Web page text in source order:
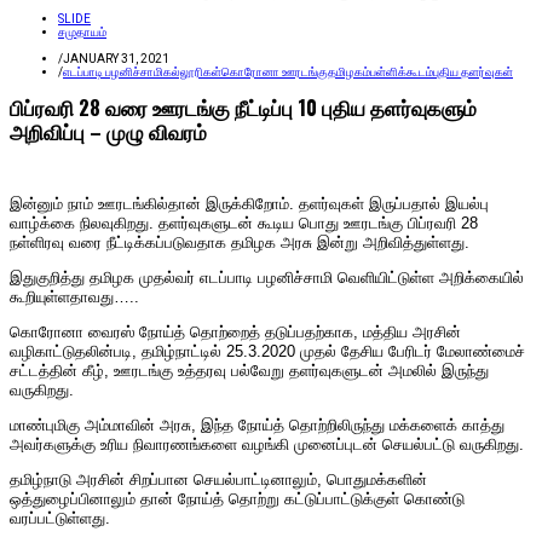
SLIDE
சமுதாயம்
/JANUARY 31, 2021
/எடப்பாடி பழனிச்சாமிகல்லூரிகள்கொரோனா ஊரடங்குதமிழகம்பள்ளிக்கூடம்புதிய தளர்வுகள்
பிப்ரவரி 28 வரை ஊரடங்கு நீட்டிப்பு 10 புதிய தளர்வுகளும்
அறிவிப்பு – முழு விவரம்
இன்னும் நாம் ஊரடங்கில்தான் இருக்கிறோம். தளர்வுகள் இருப்பதால் இயல்பு
வாழ்க்கை நிலவுகிறது. தளர்வுகளுடன் கூடிய பொது ஊரடங்கு பிப்ரவரி 28
நள்ளிரவு வரை நீட்டிக்கப்படுவதாக தமிழக அரசு இன்று அறிவித்துள்ளது.
இதுகுறித்து தமிழக முதல்வர் எடப்பாடி பழனிச்சாமி வெளியிட்டுள்ள அறிக்கையில்
கூறியுள்ளதாவது…..
கொரோனா வைரஸ் நோய்த் தொற்றைத் தடுப்பதற்காக, மத்திய அரசின்
வழிகாட்டுதலின்படி, தமிழ்நாட்டில் 25.3.2020 முதல் தேசிய பேரிடர் மேலாண்மைச்
சட்டத்தின் கீழ், ஊரடங்கு உத்தரவு பல்வேறு தளர்வுகளுடன் அமலில் இருந்து
வருகிறது.
மாண்புமிகு அம்மாவின் அரசு, இந்த நோய்த் தொற்றிலிருந்து மக்களைக் காத்து
அவர்களுக்கு உரிய நிவாரணங்களை வழங்கி முனைப்புடன் செயல்பட்டு வருகிறது.
தமிழ்நாடு அரசின் சிறப்பான செயல்பாட்டினாலும், பொதுமக்களின்
ஒத்துழைப்பினாலும் தான் நோய்த் தொற்று கட்டுப்பாட்டுக்குள் கொண்டு
வரப்பட்டுள்ளது.